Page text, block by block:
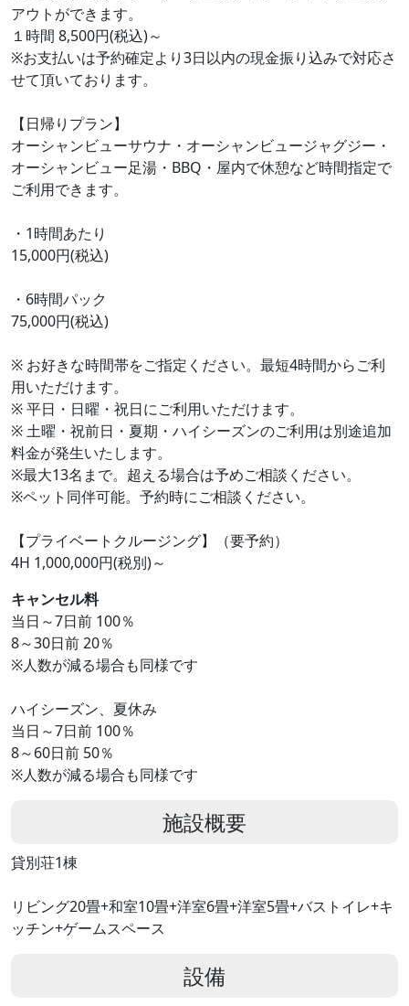
アウトができます。
１時間 8,500円(税込)～
※お支払いは予約確定より3日以内の現金振り込みで対応さ
せて頂いております。
【日帰りプラン】
オーシャンビューサウナ・オーシャンビュージャグジー・
オーシャンビュー足湯・BBQ・屋内で休憩など時間指定で
ご利用できます。
・1時間あたり
15,000円(税込)
・6時間パック
75,000円(税込)
※ お好きな時間帯をご指定ください。最短4時間からご利
用いただけます。
※ 平日・日曜・祝日にご利用いただけます。
※ 土曜・祝前日・夏期・ハイシーズンのご利用は別途追加
料金が発生いたします。
※最大13名まで。超える場合は予めご相談ください。
※ペット同伴可能。予約時にご相談ください。
【プライベートクルージング】（要予約）
4H 1,000,000円(税別)～
キャンセル料
当日～7日前 100％
8～30日前 20％
※人数が減る場合も同様です
ハイシーズン、夏休み
当日～7日前 100％
8～60日前 50％
※人数が減る場合も同様です
施設概要
貸別荘1棟
リビング20畳+和室10畳+洋室6畳+洋室5畳+バストイレ+キ
ッチン+ゲームスペース
設備